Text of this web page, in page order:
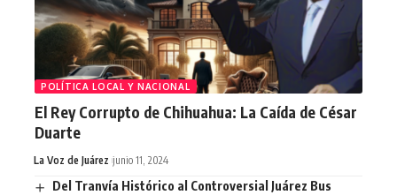
POLÍTICA LOCAL Y NACIONAL
El Rey Corrupto de Chihuahua: La Caída de César
Duarte
La Voz de Juárez junio 11, 2024
Del Tranvía Histórico al Controversial Juárez Bus